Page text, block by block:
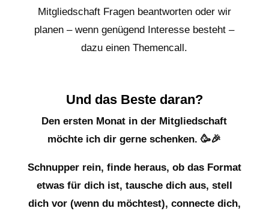
Mitgliedschaft Fragen beantworten oder wir
planen – wenn genügend Interesse besteht –
dazu einen Themencall.
Und das Beste daran?
Den ersten Monat in der Mitgliedschaft
möchte ich dir gerne schenken. 🥳🎉
Schnupper rein, finde heraus, ob das Format
etwas für dich ist, tausche dich aus, stell
dich vor (wenn du möchtest), connecte dich,